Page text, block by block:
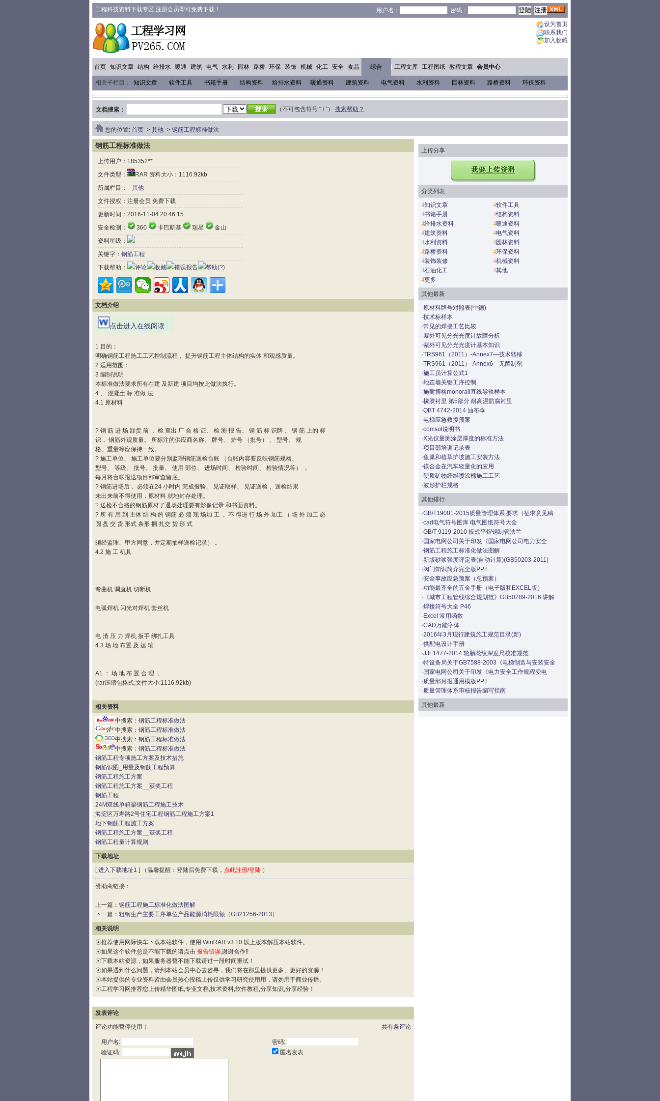
工程科技资料下载专区,注册会员即可免费下载！ 用户名： 密码：
设为首页
联系我们
加入收藏
首页 知识文章 结构 给排水 暖通 建筑 电气 水利 园林 路桥 环保 装饰 机械 化工 安全 食品 综合 工程文库 工程图纸 教程文章 会员中心
相关子栏目： 知识文章 软件工具 书籍手册 结构资料 给排水资料 暖通资料 建筑资料 电气资料 水利资料 园林资料 路桥资料
环保资料
装饰装修
机械资料 石油化工
其他
文档搜索：
（不可包含符号 “ / ”） 搜索帮助？
您的位置: 首页 -> 其他 -> 钢筋工程标准做法
上传分享
分类列表
4知识文章 4软件工具
4书籍手册 4结构资料
4给排水资料 4暖通资料
4建筑资料 4电气资料
4水利资料 4园林资料
4路桥资料 4环保资料
4装饰装修 4机械资料
4石油化工 4其他
4更多
其他最新
·原材料牌号对照表(中德)
·技术标样本
·常见的焊接工艺比较
·紫外可见分光光度计故障分析
·紫外可见分光光度计基本知识
·TRS961（2011）-Annex7—技术转移
·TRS961（2011）-Annex6—无菌制剂
·施工员计算公式1
·地连墙关键工序控制
·施耐博格monorail直线导轨样本
·橡胶衬里 第5部分 耐高温防腐衬里
·QBT 4742-2014 油布伞
·电梯应急救援预案
·comsol说明书
·X光仪量测涂层厚度的标准方法
·项目部培训记录表
·鱼巢和植草护坡施工安装方法
·镁合金在汽车轻量化的应用
·硬质矿物纤维喷涂棉施工工艺
·波形护栏规格
其他排行
·GB/T19001-2015质量管理体系 要求（征求意见稿
·cad电气符号图库 电气图纸符号大全
·GB/T 9119-2010 板式平焊钢制管法兰
· 国家电网公司关于印发《国家电网公司电力安全
·钢筋工程施工标准化做法图解
·新版砂浆强度评定表(自动计算)(GB50203-2011)
·阀门知识简介完全版PPT
·安全事故应急预案（总预案）
·功能最齐全的五金手册（电子版和EXCEL版）
· 《城市工程管线综合规划范》GB50289-2016 讲解
·焊接符号大全 P46
· Excel 常用函数
·CAD万能字体
·2016年3月现行建筑施工规范目录(新)
·供配电设计手册
·JJF1477-2014 轮胎花纹深度尺校准规范
·特设备局关于GB7588-2003《电梯制造与安装安全
· 国家电网公司关于印发《电力安全工作规程变电
·质量部月报通用模版PPT
·质量管理体系审核报告编写指南
其他最新
钢筋工程标准做法
上传用户：185352**
文件类型：
RAR 资料大小：1116.92kb
所属栏目： - 其他
文件授权：注册会员 免费下载
更新时间：2016-11-04 20:46:15
安全检测：
360 卡巴斯基 瑞星
金山
资料星级：
关键字： 钢筋工程
下载帮助：
评论 收藏 错误报告 帮助(?)
文档介绍
点击进入在线阅读
1 目的：
明确钢筋工程施工工艺控制流程， 提升钢筋工程主体结构的实体 和观感质量。
2 适用范围：
3 编制说明
本标准做法要求所有在建 及新建 项目均按此做法执行。
4 、 混凝土 标 准做 法
4.1 原材料
? 钢 筋 进 场 卸货 前 ， 检 查出 厂 合 格 证、 检 测 报 告、 钢 筋 标 识牌 、 钢 筋 上的 标
识， 钢筋外观质量。 所标注的供应商名称、 牌号、 炉号 （批号） 、 型号、 规
格、重量等应保持一致。
? 施工单位、 施工单位要分别监理钢筋送检台账 （台账内容要反映钢筋规格、
型号、 等级、 批号、 批量、 使用 部位、 进场时间、 检验时间、 检验情况等） ，
每月将台帐报送项目部审查留底。
? 钢筋进场后， 必须在24 小时内 完成报验、 见证取样、 见证送检， 送检结果
未出来前不得使用，原材料 就地封存处理。
? 送检不合格的钢筋原材了退场处理要有影像记录 和书面资料。
? 所 有 用 到 主体 结 构 的 钢筋 必 须 现 场加 工 ， 不 得进 行 场 外 加工 （ 场 外 加工 必
圆 盘 交 货 形式 条形 捆 扎交 货 形 式
须经监理、甲方同意，并定期抽样送检记录） 。
4.2 施 工 机具
弯曲机 调直机 切断机
电弧焊机 闪光对焊机 套丝机
电 渣 压 力 焊机 扳手 绑扎工具
4.3 场 地 布置 及 运 输
A1 ： 场 地 布 置 合 理 ，
(rar压缩包格式,文件大小:1116.92kb)
相关资料
中搜索： 钢筋工程标准做法
中搜索： 钢筋工程标准做法
中搜索： 钢筋工程标准做法
中搜索： 钢筋工程标准做法
钢筋工程专项施工方案及技术措施
钢筋识图_用量及钢筋工程预算
钢筋工程施工方案
钢筋工程施工方案__获奖工程
钢筋工程
24M双线单箱梁钢筋工程施工技术
海淀区万寿路2号住宅工程钢筋工程施工方案1
地下钢筋工程施工方案
钢筋工程施工方案__获奖工程
钢筋工程量计算规则
下载地址
[进入下载地址1 ] （温馨提醒：登陆后免费下载， 点此注册/登陆 ）
赞助商链接：
上一篇： 钢筋工程施工标准化做法图解
下一篇： 粗钢生产主要工序单位产品能源消耗限额（GB21256-2013）
相关说明
☉推荐使用网际快车下载本站软件，使用 WinRAR v3.10 以上版本解压本站软件。
☉如果这个软件总是不能下载的请点击 报告错误,谢谢合作!!
☉下载本站资源，如果服务器暂不能下载请过一段时间重试！
☉如果遇到什么问题，请到本站会员中心去咨寻，我们将在那里提供更多、更好的资源！
☉本站提供的专业资料皆由会员热心投稿上传仅供学习研究使用用，请勿用于商业传播。
☉工程学习网推荐您上传精华图纸,专业文档,技术资料,软件教程,分享知识,分享经验！
发表评论
评论功能暂停使用！
共有条评论
用户名:
密码:
验证码:
匿名发表